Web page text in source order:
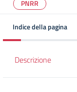
PNRR
Indice della pagina
Descrizione